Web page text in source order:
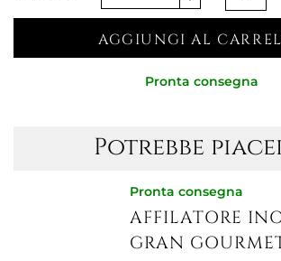
AGGIUNGI AL
Pronta consegna
Potrebbe
Pronta consegna
AFFILATORE
GRAN